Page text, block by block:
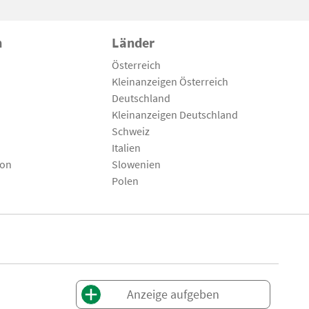
Länder
Österreich
Kleinanzeigen Österreich
Deutschland
Kleinanzeigen Deutschland
Schweiz
Italien
Slowenien
Polen
Anzeige aufgeben